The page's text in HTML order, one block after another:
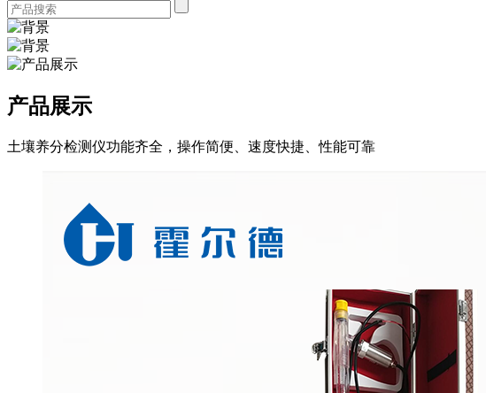
产品展示
土壤养分检测仪功能齐全，操作简便、速度快捷、性能可靠